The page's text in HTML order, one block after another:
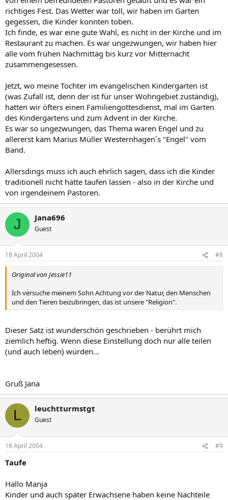
richtiges Fest. Das Wetter war toll, wir haben im Garten
gegessen, die Kinder konnten toben.
Ich finde, es war eine gute Wahl, es nicht in der Kirche und im
Restaurant zu machen. Es war ungezwungen, wir haben hier
alle vom frühen Nachmittag bis kurz vor Mitternacht
zusammengesessen.
Jetzt, wo meine Tochter im evangelischen Kindergarten ist
(was Zufall ist, denn der ist für unser Wohngebiet zuständig),
hatten wir öfters einen Familiengottesdienst, mal im Garten
des Kindergartens und zum Advent in der Kirche.
Es war so ungezwungen, das Thema waren Engel und zu
allererst kam Marius Müller Westernhagen´s "Engel" vom
Band.
Allersdings muss ich auch ehrlich sagen, dass ich die Kinder
traditionell nicht hätte taufen lassen - also in der Kirche und
von irgendeinem Pastoren.
J Jana696
Guest
18 April 2004 #8
Original von Jessie11
Ich versuche meinem Sohn Achtung vor der Natur, den Menschen
und den Tieren beizubringen, das ist unsere "Religion".
Dieser Satz ist wunderschön geschrieben - berührt mich
ziemlich heftig. Wenn diese Einstellung doch nur alle teilen
(und auch leben) würden...
Gruß Jana
L leuchtturmstgt
Guest
18 April 2004 #9
Taufe
Hallo Manja
Kinder und auch später Erwachsene haben keine Nachteile